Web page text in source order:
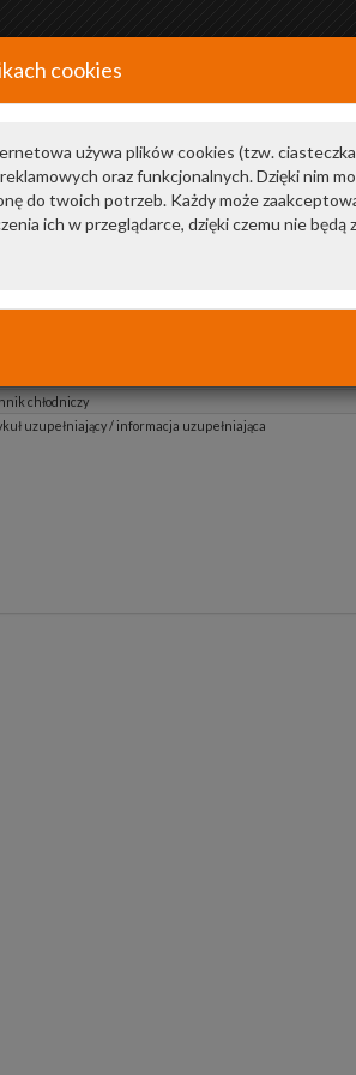
+48 34
cookies
używa plików cookies (tzw.
oraz funkcjonalnych. Dzięki nim
do twoich potrzeb. Każdy może
ich w przeglądarce, dzięki czemu nie będą
chłodniczy
uzupełniający / informacja uzupełniająca